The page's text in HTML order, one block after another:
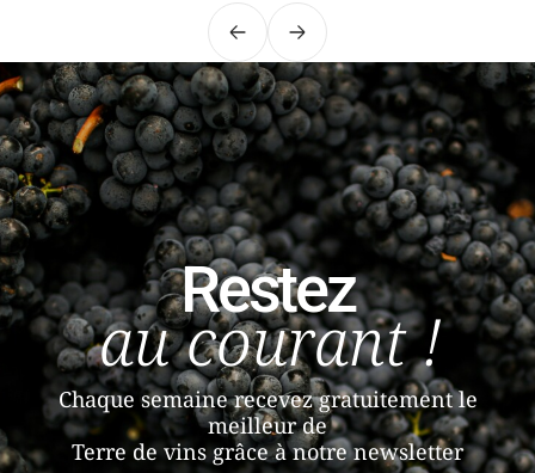
PrécédentSuivant
Restez
au courant !
Chaque semaine recevez gratuitement le
meilleur de
Terre de vins grâce à notre newsletter